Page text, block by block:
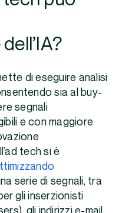
di eseguire analisi
sia al buy-
segnali
e con maggiore
tech si è
serie di segnali, tra
gli inserzionisti